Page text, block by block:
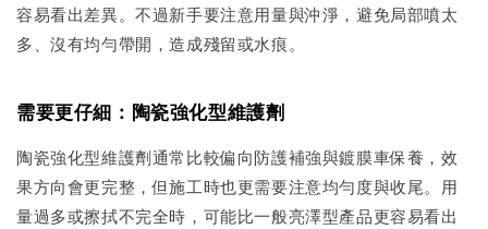
容易看出差異。不過新手要注意用量與沖淨，避免局部噴太
多、沒有均勻帶開，造成殘留或水痕。
需要更仔細：陶瓷強化型維護劑
陶瓷強化型維護劑通常比較偏向防護補強與鍍膜車保養，效
果方向會更完整，但施工時也更需要注意均勻度與收尾。用
量過多或擦拭不完全時，可能比一般亮澤型產品更容易看出